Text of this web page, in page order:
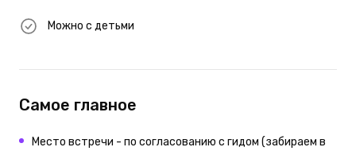
Можно с детьми
Самое главное
Место встречи - по согласованию с гидом (забираем в